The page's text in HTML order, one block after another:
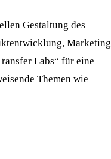
Gestaltung des
Marketing
Labs“ für eine
Themen wie